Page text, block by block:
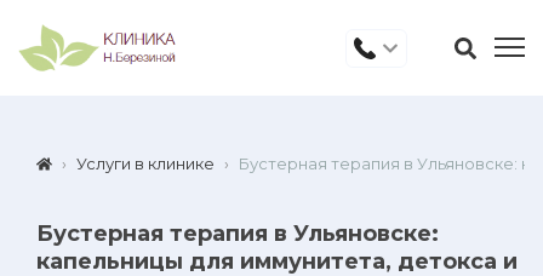
Услуги в клинике Бустерная терапия в Ульяновске:
Бустерная терапия в Ульяновске:
капельницы для иммунитета, детокса и